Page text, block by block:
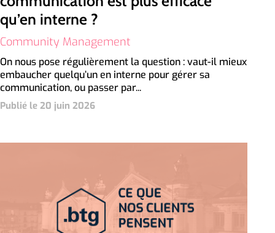
qu’en interne ?
Community Management
On nous pose régulièrement la question : vaut-il mieux
embaucher quelqu’un en interne pour gérer sa
communication, ou passer par...
Publié le 20 juin 2026